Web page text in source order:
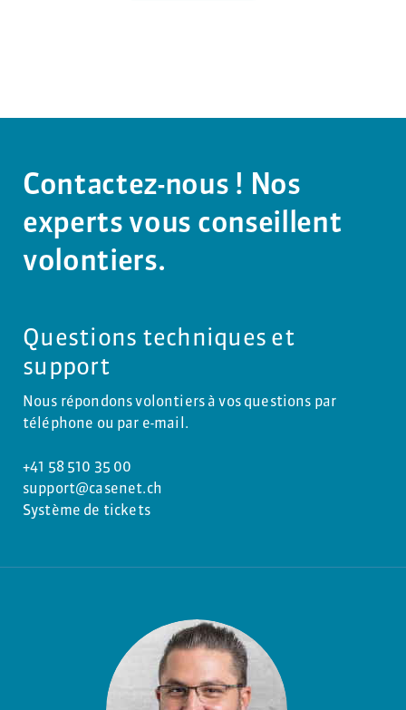
Contactez-nous ! Nos
experts vous conseillent
volontiers.
Questions techniques et
support
Nous répondons volontiers à vos questions par
téléphone ou par e-mail.
+41 58 510 35 00
support@casenet.ch
Système de tickets